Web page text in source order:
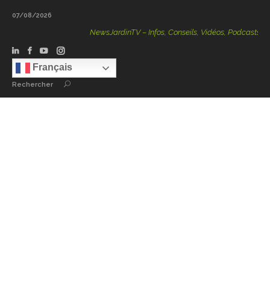
07/08/2026
NewsJardinTV – Infos, Conseils, Vidéos, Podcasts – 100
Français
Rechercher